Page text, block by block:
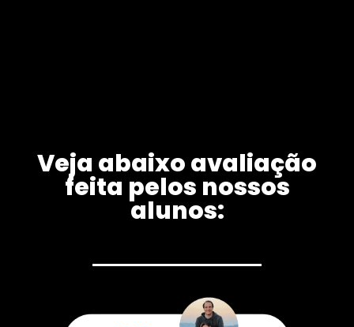
Veja abaixo avaliação
feita pelos nossos
alunos: